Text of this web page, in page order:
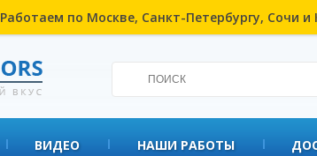
Работаем по Москве, Санкт-Петербургу, Сочи
ВИДЕО НАШИ РАБОТЫ